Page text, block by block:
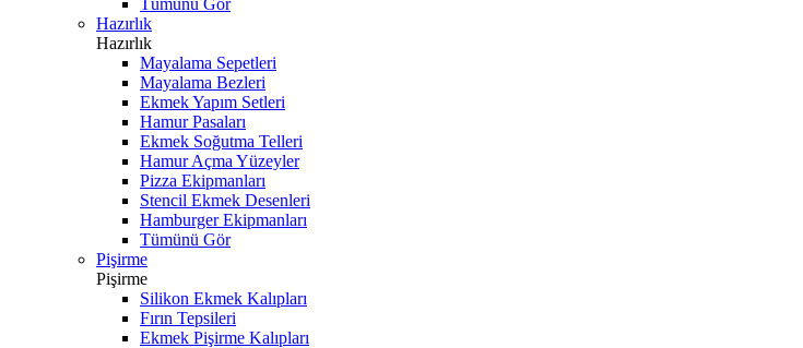
Tümünü Gör
Hazırlık
Hazırlık
Mayalama Sepetleri
Mayalama Bezleri
Ekmek Yapım Setleri
Hamur Pasaları
Ekmek Soğutma Telleri
Hamur Açma Yüzeyler
Pizza Ekipmanları
Stencil Ekmek Desenleri
Hamburger Ekipmanları
Tümünü Gör
Pişirme
Pişirme
Silikon Ekmek Kalıpları
Fırın Tepsileri
Ekmek Pişirme Kalıpları